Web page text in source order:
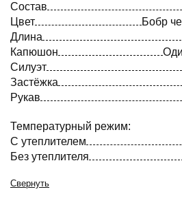
Состав
Цвет
Бобр
Длина
Капюшон
Силуэт
Застёжка
Рукав
Температурный режим:
С утеплителем
Без утеплителя
Свернуть